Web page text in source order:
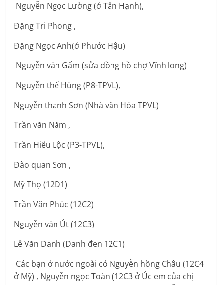
Nguyễn Ngọc Lường (ở Tân Hạnh),
Đặng Tri Phong ,
Đặng Ngọc Anh(ở Phước Hậu)
Nguyễn văn Gấm (sửa đồng hồ chợ Vĩnh long)
Nguyễn thế Hùng (P8-TPVL),
Nguyễn thanh Sơn (Nhà văn Hóa TPVL)
Trần văn Năm ,
Trần Hiếu Lộc (P3-TPVL),
Đào quan Sơn ,
Mỹ Thọ (12D1)
Trần Văn Phúc (12C2)
Nguyễn văn Út (12C3)
Lê Văn Danh (Danh đen 12C1)
Các bạn ở nước ngoài có Nguyễn hồng Châu (12C4
ở Mỹ) , Nguyễn ngọc Toàn (12C3 ở Úc em của chị